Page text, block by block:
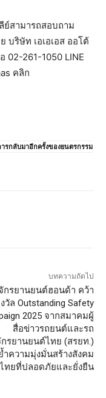
ย์สามารถสอบถาม
บริษัท เอเอเอส ออโต้
02-261-1050 LINE
คลิก
รกลับมาอีกครั้งของยนตรกรรม
บทความถัดไป
กรยานยนต์ฮอนด้า คว้า
วัล Outstanding Safety
2025 จากสมาคมผู้
สื่อข่าวรถยนต์และรถ
รยานยนต์ไทย (สรยท.)
ำความมุ่งมั่นสร้างสังคม
ทยที่ปลอดภัยและยั่งยืน